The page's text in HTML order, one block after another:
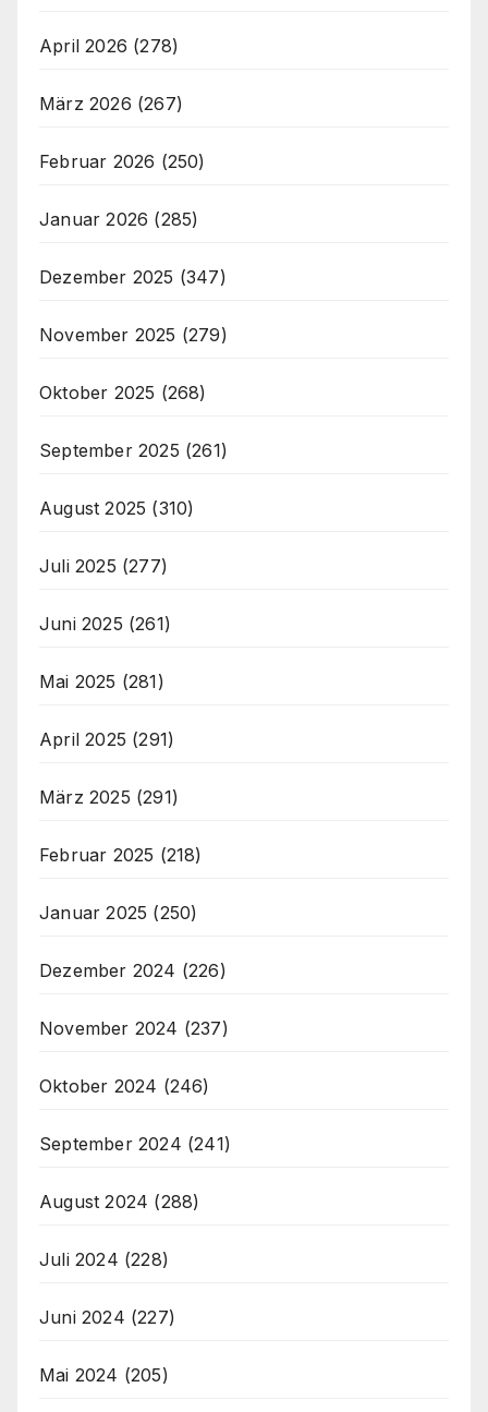
April 2026 (278)
März 2026 (267)
Februar 2026 (250)
Januar 2026 (285)
Dezember 2025 (347)
November 2025 (279)
Oktober 2025 (268)
September 2025 (261)
August 2025 (310)
Juli 2025 (277)
Juni 2025 (261)
Mai 2025 (281)
April 2025 (291)
März 2025 (291)
Februar 2025 (218)
Januar 2025 (250)
Dezember 2024 (226)
November 2024 (237)
Oktober 2024 (246)
September 2024 (241)
August 2024 (288)
Juli 2024 (228)
Juni 2024 (227)
Mai 2024 (205)